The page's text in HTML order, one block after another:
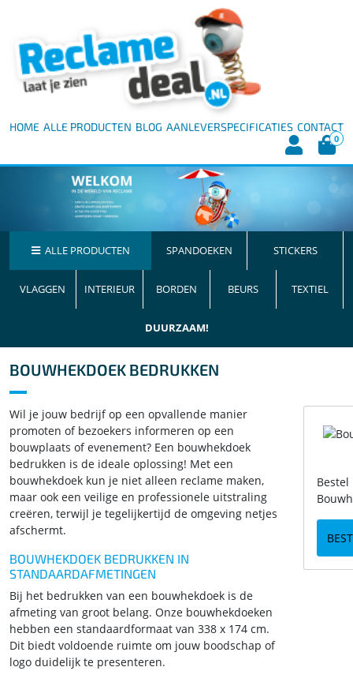
HOME ALLE PRODUCTEN BLOG AANLEVERSPECIFICATIES CONTACT
0
ALLE PRODUCTEN SPANDOEKEN STICKERS
VLAGGEN INTERIEUR BORDEN BEURS TEXTIEL
DUURZAAM!
BOUWHEKDOEK BEDRUKKEN
Wil je jouw bedrijf op een opvallende manier
promoten of bezoekers informeren op een
bouwplaats of evenement? Een bouwhekdoek
bedrukken is de ideale oplossing! Met een
bouwhekdoek kun je niet alleen reclame maken,
maar ook een veilige en professionele uitstraling
creëren, terwijl je tegelijkertijd de omgeving netjes
afschermt.
BOUWHEKDOEK BEDRUKKEN IN
STANDAARDAFMETINGEN
Bij het bedrukken van een bouwhekdoek is de
afmeting van groot belang. Onze bouwhekdoeken
hebben een standaardformaat van 338 x 174 cm.
Dit biedt voldoende ruimte om jouw boodschap of
logo duidelijk te presenteren.